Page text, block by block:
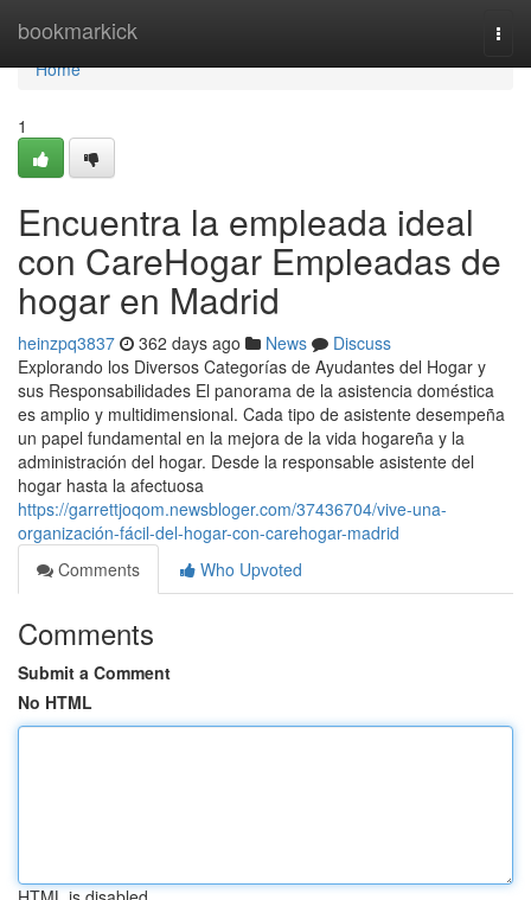
bookmarkick
Home
Home
1
Encuentra la empleada ideal
con CareHogar Empleadas de
hogar en Madrid
heinzpq3837 362 days ago News
Discuss
Explorando los Diversos Categorías de Ayudantes del Hogar y
sus Responsabilidades El panorama de la asistencia doméstica
es amplio y multidimensional. Cada tipo de asistente desempeña
un papel fundamental en la mejora de la vida hogareña y la
administración del hogar. Desde la responsable asistente del
hogar hasta la afectuosa
https://garrettjoqom.newsbloger.com/37436704/vive-una-
organización-fácil-del-hogar-con-carehogar-madrid
Comments
Who Upvoted
Comments
Submit a Comment
No HTML